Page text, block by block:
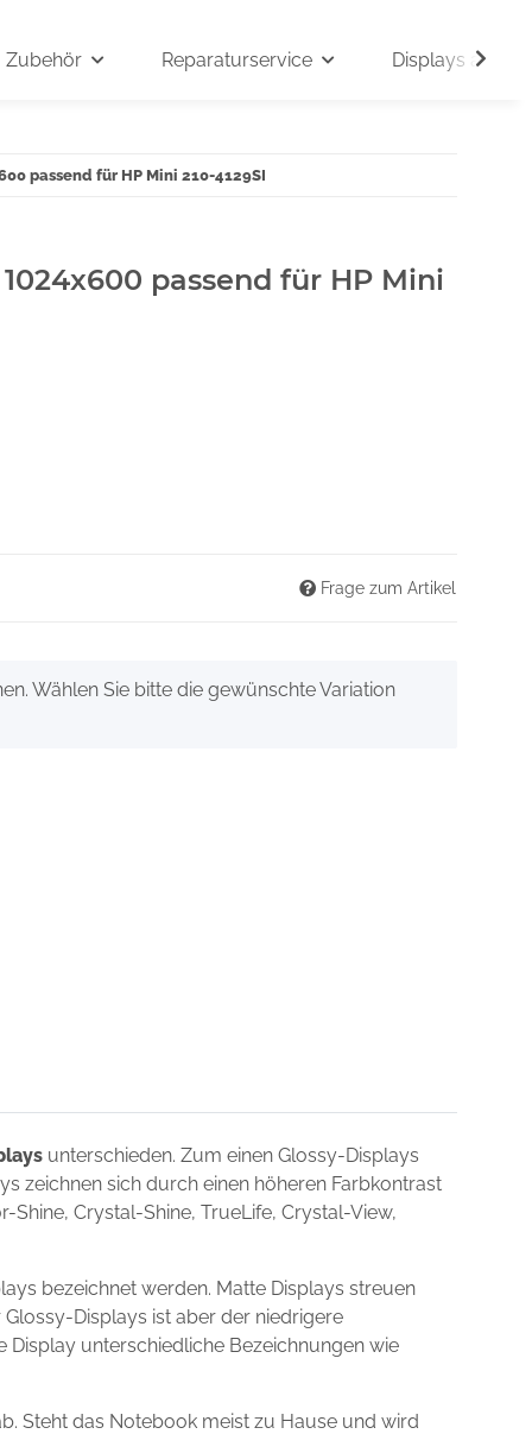
Zubehör Reparaturservice Displays auf
passend für HP Mini 210-4129SI
1024x600 passend für HP Mini
Frage zum Artikel
Wählen Sie bitte die gewünschte Variation
unterschieden. Zum einen Glossy-Displays
zeichnen sich durch einen höheren Farbkontrast
Crystal-Shine, TrueLife, Crystal-View,
bezeichnet werden. Matte Displays streuen
Displays ist aber der niedrigere
unterschiedliche Bezeichnungen wie
Steht das Notebook meist zu Hause und wird